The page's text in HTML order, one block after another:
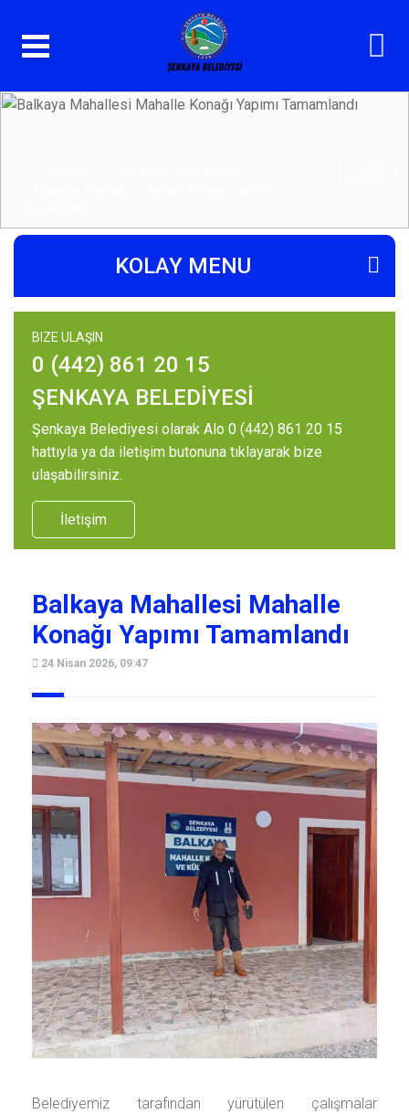
KOLAY MENU
BIZE ULAŞIN
0 (442) 861 20 15
ŞENKAYA BELEDİYESİ
Şenkaya Belediyesi olarak Alo 0 (442) 861 20 15
hattıyla ya da iletişim butonuna tıklayarak bize
ulaşabilirsiniz.
İletişim
Balkaya Mahallesi Mahalle
Konağı Yapımı Tamamlandı
24 Nisan 2026, 09:47
Belediyemiz tarafından yürütülen çalışmalar